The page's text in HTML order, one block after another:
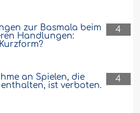
4
zur Basmala beim
Handlungen:
4
an Spielen, die
ist verboten.